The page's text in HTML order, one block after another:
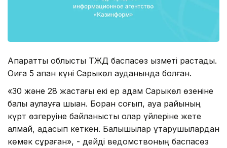
Ақпаратты облыстық ТЖД баспасөз қызметі растады.
Оқиға 5 ақпан күні Сарыкөл ауданында болған.
«30 және 28 жастағы екі ер адам Сарыкөл өзеніне
балық аулауға шыққан. Боран соғып, ауа райының
күрт өзгеруіне байланысты олар үйлеріне жете
алмай, адасып кеткен. Балықшылар құтқарушылардан
көмек сұраған», - дейді ведомствоның баспасөз